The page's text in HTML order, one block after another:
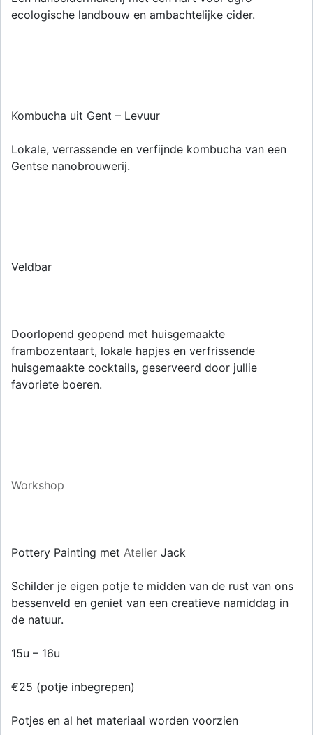
ecologische landbouw en ambachtelijke cider.
Kombucha uit Gent – Levuur
Lokale, verrassende en verfijnde kombucha van een
Gentse nanobrouwerij.
Veldbar
Doorlopend geopend met huisgemaakte
frambozentaart, lokale hapjes en verfrissende
huisgemaakte cocktails, geserveerd door jullie
favoriete boeren.
Workshop
Pottery Painting met Atelier Jack
Schilder je eigen potje te midden van de rust van ons
bessenveld en geniet van een creatieve namiddag in
de natuur.
15u – 16u
€25 (potje inbegrepen)
Potjes en al het materiaal worden voorzien